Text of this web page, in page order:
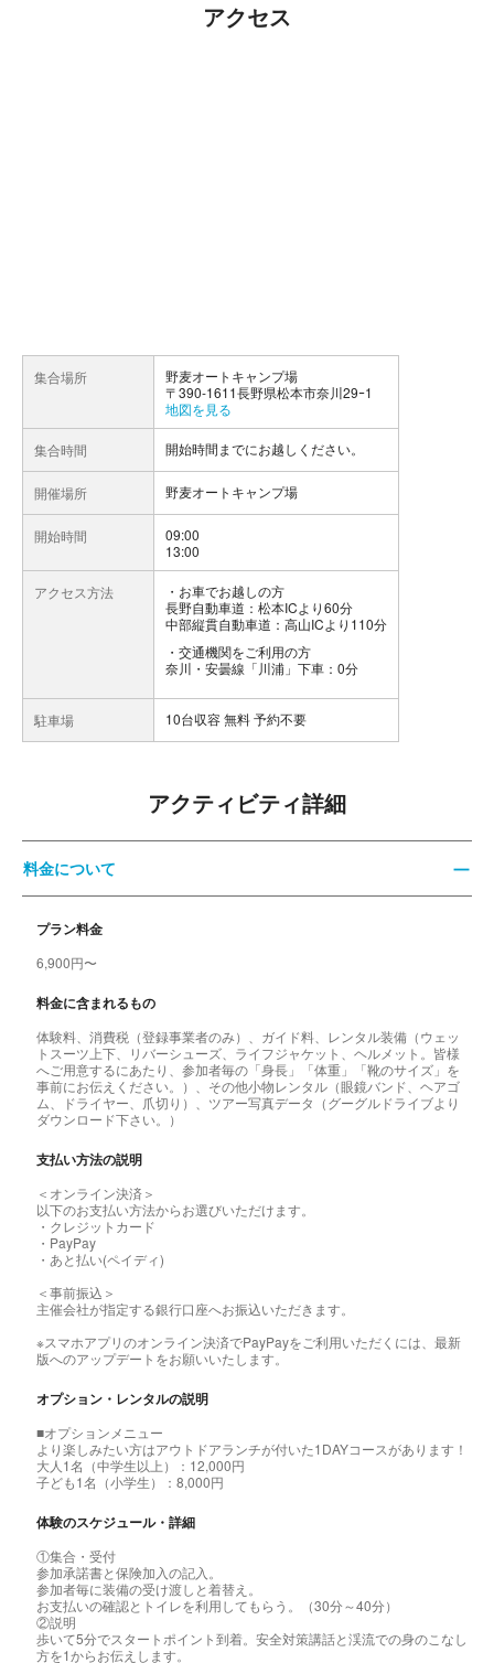
アクセス
集合場所
野麦オートキャンプ場
〒390-1611長野県松本市奈川29ｰ1
地図を見る
集合時間 開始時間までにお越しください。
開催場所 野麦オートキャンプ場
開始時間
09:00
13:00
アクセス方法
お車でお越しの方
長野自動車道：松本ICより60分
中部縦貫自動車道：高山ICより110分
交通機関をご利用の方
奈川・安曇線「川浦」下車：0分
駐車場 10台収容 無料 予約不要
アクティビティ詳細
料金について
プラン料金
6,900円〜
料金に含まれるもの
体験料、消費税（登録事業者のみ）、ガイド料、レンタル装備（ウェッ
トスーツ上下、リバーシューズ、ライフジャケット、ヘルメット。皆様
へご用意するにあたり、参加者毎の「身長」「体重」「靴のサイズ」を
事前にお伝えください。）、その他小物レンタル（眼鏡バンド、ヘアゴ
ム、ドライヤー、爪切り）、ツアー写真データ（グーグルドライブより
ダウンロード下さい。）
支払い方法の説明
＜オンライン決済＞
以下のお支払い方法からお選びいただけます。
・クレジットカード
・PayPay
・あと払い(ペイディ)
＜事前振込＞
主催会社が指定する銀行口座へお振込いただきます。
※スマホアプリのオンライン決済でPayPayをご利用いただくには、最新
版へのアップデートをお願いいたします。
オプション・レンタルの説明
■オプションメニュー
より楽しみたい方はアウトドアランチが付いた1DAYコースがあります！
大人1名（中学生以上）：12,000円
子ども1名（小学生）：8,000円
体験のスケジュール・詳細
①集合・受付
参加承諾書と保険加入の記入。
参加者毎に装備の受け渡しと着替え。
お支払いの確認とトイレを利用してもらう。（30分～40分）
②説明
歩いて5分でスタートポイント到着。安全対策講話と渓流での身のこなし
方を1からお伝えします。